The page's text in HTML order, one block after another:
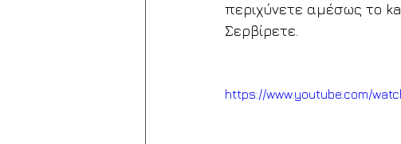
περιχύνετε αμέσως το
Σερβίρετε.
https://www.youtube.com/